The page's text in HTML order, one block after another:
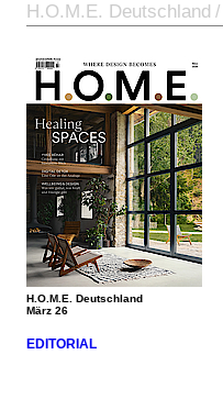
H.O.M.E. Deutschland /
H.O.M.E. Deutschland
März 26
EDITORIAL